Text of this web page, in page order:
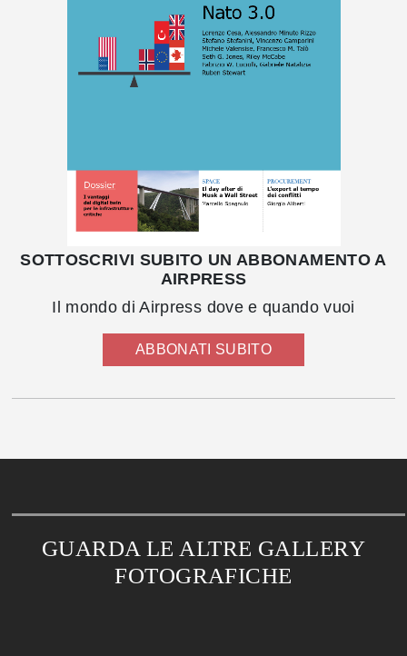
SOTTOSCRIVI SUBITO UN ABBONAMENTO A
AIRPRESS
Il mondo di Airpress dove e quando vuoi
ABBONATI SUBITO
GUARDA LE ALTRE GALLERY
FOTOGRAFICHE